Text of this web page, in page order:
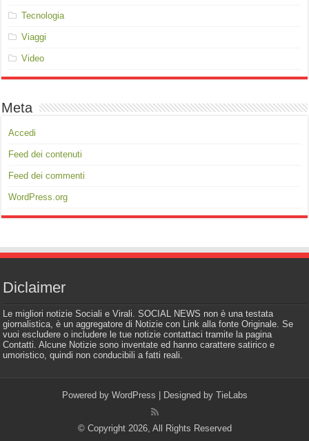
Tecnologia
Viaggi
Video
Meta
Accedi
Feed dei contenuti
Feed dei commenti
WordPress.org
Diclaimer
Le migliori notizie Sociali e Virali. SOCIAL NEWS non è una testata
giornalistica, è un aggregatore di Notizie con Link alla fonte Originale. Se
vuoi escludere o includere le tue notizie contattaci tramite la pagina
Contatti. Alcune Notizie sono inventate ed hanno carattere satirico e
umoristico, quindi non conducibili a fatti reali.
Powered by WordPress | Designed by TieLabs
© Copyright 2026, All Rights Reserved